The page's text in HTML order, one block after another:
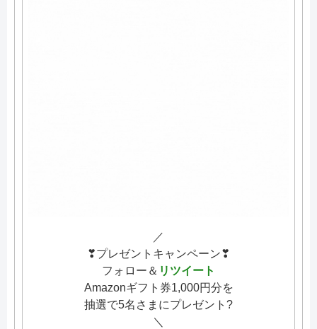
／
❣プレゼントキャンペーン❣
フォロー＆ リツイート
Amazonギフト券1,000円分を
抽選で5名さまにプレゼント?
＼